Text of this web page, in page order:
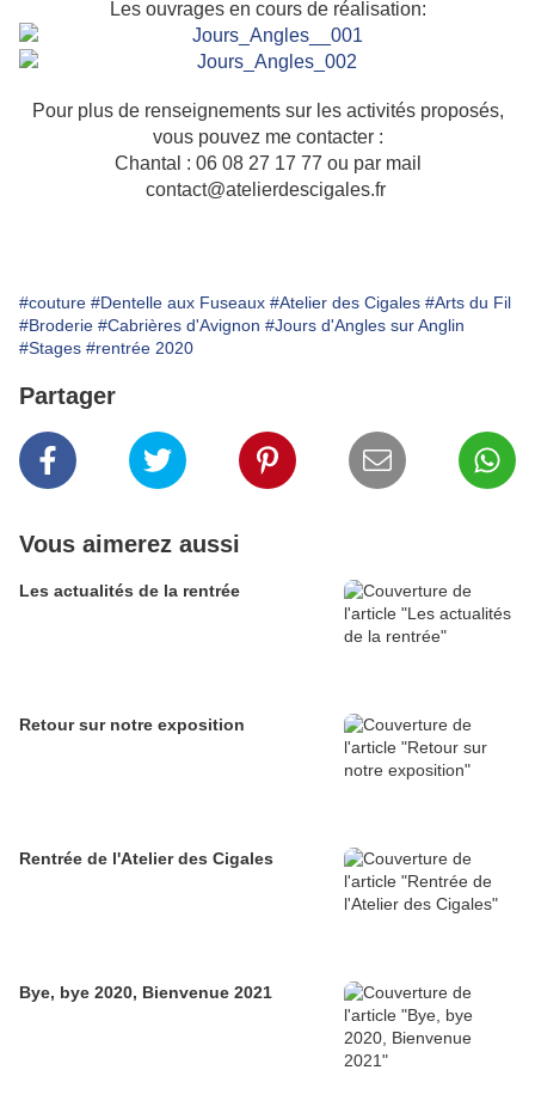
Les ouvrages en cours de réalisation:
Pour plus de renseignements sur les activités proposés,
vous pouvez me contacter :
Chantal : 06 08 27 17 77 ou par mail
contact@atelierdescigales.fr
#couture #Dentelle aux Fuseaux #Atelier des Cigales #Arts du Fil
#Broderie #Cabrières d'Avignon #Jours d'Angles sur Anglin
#Stages #rentrée 2020
Partager
Vous aimerez aussi
Les actualités de la rentrée
Retour sur notre exposition
Rentrée de l'Atelier des Cigales
Bye, bye 2020, Bienvenue 2021